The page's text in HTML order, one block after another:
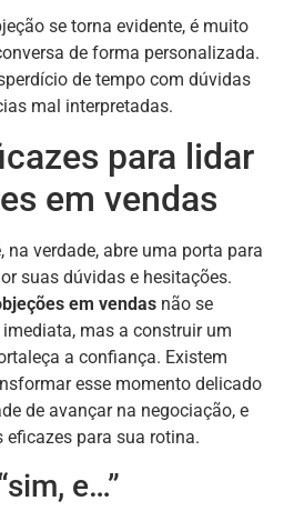
se torna evidente, é muito
de forma personalizada.
de tempo com dúvidas
mal interpretadas.
para lidar
em vendas
na verdade, abre uma porta para
suas dúvidas e hesitações.
em vendas não se
mas a construir um
a confiança. Existem
esse momento delicado
de avançar na negociação, e
para sua rotina.
e…”